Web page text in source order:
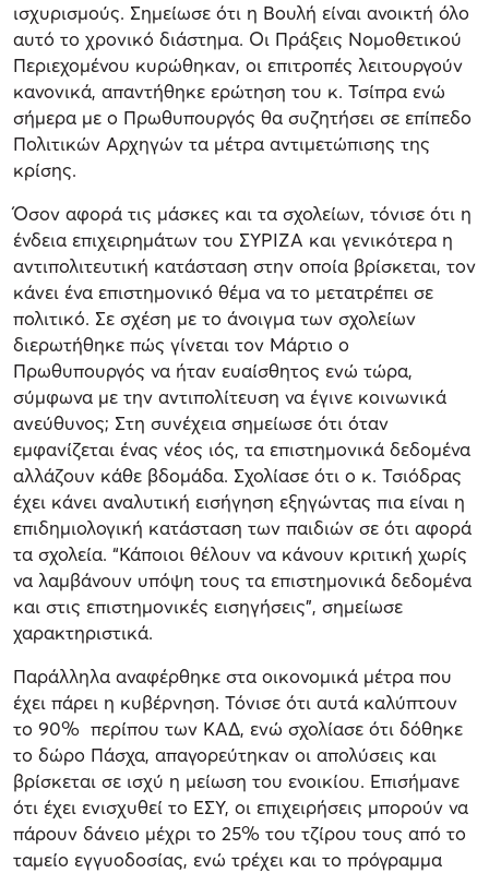
ισχυρισμούς. Σημείωσε ότι η Βουλή είναι ανοικτή όλο
αυτό το χρονικό διάστημα. Οι Πράξεις Νομοθετικού
Περιεχομένου κυρώθηκαν, οι επιτροπές λειτουργούν
κανονικά, απαντήθηκε ερώτηση του κ. Τσίπρα ενώ
σήμερα με ο Πρωθυπουργός θα συζητήσει σε επίπεδο
Πολιτικών Αρχηγών τα μέτρα αντιμετώπισης της
κρίσης.
Όσον αφορά τις μάσκες και τα σχολείων, τόνισε ότι η
ένδεια επιχειρημάτων του ΣΥΡΙΖΑ και γενικότερα η
αντιπολιτευτική κατάσταση στην οποία βρίσκεται, τον
κάνει ένα επιστημονικό θέμα να το μετατρέπει σε
πολιτικό. Σε σχέση με το άνοιγμα των σχολείων
διερωτήθηκε πώς γίνεται τον Μάρτιο ο
Πρωθυπουργός να ήταν ευαίσθητος ενώ τώρα,
σύμφωνα με την αντιπολίτευση να έγινε κοινωνικά
ανεύθυνος; Στη συνέχεια σημείωσε ότι όταν
εμφανίζεται ένας νέος ιός, τα επιστημονικά δεδομένα
αλλάζουν κάθε βδομάδα. Σχολίασε ότι ο κ. Τσιόδρας
έχει κάνει αναλυτική εισήγηση εξηγώντας πια είναι η
επιδημιολογική κατάσταση των παιδιών σε ότι αφορά
τα σχολεία. “Κάποιοι θέλουν να κάνουν κριτική χωρίς
να λαμβάνουν υπόψη τους τα επιστημονικά δεδομένα
και στις επιστημονικές εισηγήσεις”, σημείωσε
χαρακτηριστικά.
Παράλληλα αναφέρθηκε στα οικονομικά μέτρα που
έχει πάρει η κυβέρνηση. Τόνισε ότι αυτά καλύπτουν
το 90% περίπου των ΚΑΔ, ενώ σχολίασε ότι δόθηκε
το δώρο Πάσχα, απαγορεύτηκαν οι απολύσεις και
βρίσκεται σε ισχύ η μείωση του ενοικίου. Επισήμανε
ότι έχει ενισχυθεί το ΕΣΥ, οι επιχειρήσεις μπορούν να
πάρουν δάνειο μέχρι το 25% του τζίρου τους από το
ταμείο εγγυοδοσίας, ενώ τρέχει και το πρόγραμμα